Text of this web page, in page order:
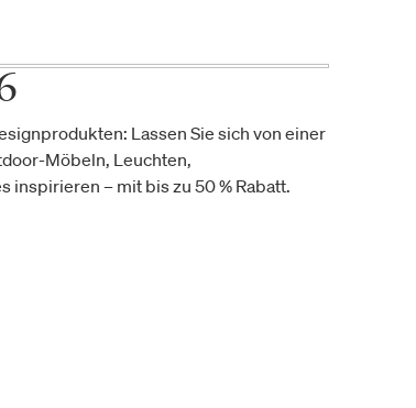
Lassen Sie sich von einer
Möbeln, Leuchten,
inspirieren – mit bis zu 50 % Rabatt.